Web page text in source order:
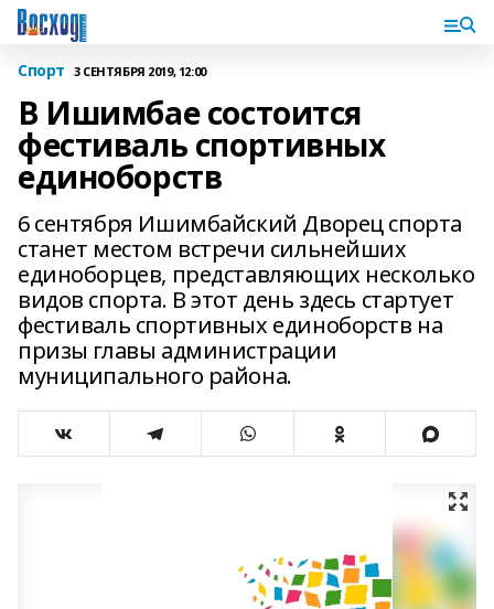
Спорт 3 СЕНТЯБРЯ 2019, 12:00
В Ишимбае состоится
фестиваль спортивных
единоборств
6 сентября Ишимбайский Дворец спорта
станет местом встречи сильнейших
единоборцев, представляющих несколько
видов спорта. В этот день здесь стартует
фестиваль спортивных единоборств на
призы главы администрации
муниципального района.